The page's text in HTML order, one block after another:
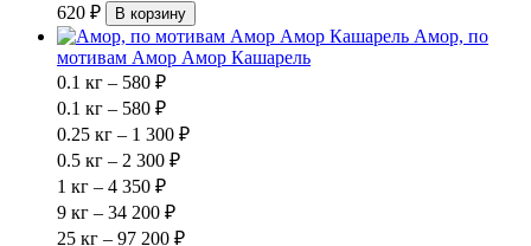
620 ₽
В корзину
Амор, по
мотивам Амор Амор Кашарель
0.1 кг – 580 ₽
0.1 кг – 580 ₽
0.25 кг – 1 300 ₽
0.5 кг – 2 300 ₽
1 кг – 4 350 ₽
9 кг – 34 200 ₽
25 кг – 97 200 ₽